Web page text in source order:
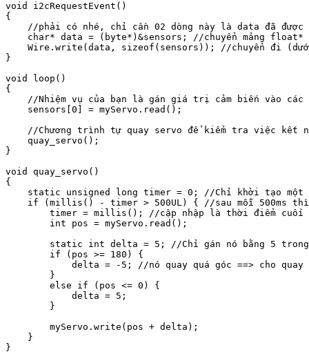
void i2cRequestEvent()
{
//phải có nhé, chỉ cần 02 dòng này là data đã được
char* data = (byte*)&sensors; //chuyển mảng
Wire.write(data, sizeof(sensors)); //chuyển đi
}
void loop()
{
//Nhiệm vụ của bạn là gán giá trị cảm biến vào các
    sensors[0] = myServo.read();
//Chương trình tự quay servo để kiểm tra việc kết
    quay_servo();
}
void quay_servo()
{
static unsigned long timer = 0; //Chỉ khởi tạo
if (millis() - timer > 500UL) { //sau mỗi 500ms
timer = millis(); //cập nhập là thời điểm cuối
        int pos = myServo.read();
static int delta = 5; //Chỉ gán nó bằng 5
        if (pos >= 180) {
delta = -5; //nó quay quá góc ==> cho quay
        }
        else if (pos <= 0) {
            delta = 5;
        }
        myServo.write(pos + delta);
    }